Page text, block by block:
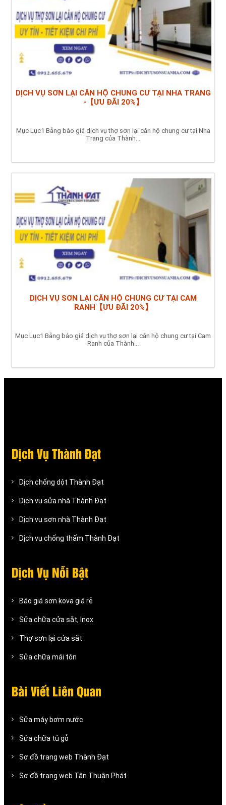
DỊCH VỤ SƠN LẠI CĂN HỘ CHUNG CƯ TẠI NHA TRANG
-【ƯU ĐÃI 20%】
Mục Lục1 Bảng báo giá dịch vụ thợ sơn lại căn hộ chung cư tại Nha
Trang của Thành...
DỊCH VỤ SƠN LẠI CĂN HỘ CHUNG CƯ TẠI CAM
RANH【ƯU ĐÃI 20%】
Mục Lục1 Bảng báo giá dịch vụ thợ sơn lại căn hộ chung cư tại Cam
Ranh của Thành...
Dịch Vụ Thành Đạt
Dịch chống dột Thành Đạt
Dịch vụ sửa nhà Thành Đạt
Dịch vụ sơn nhà Thành Đạt
Dịch vụ chống thấm Thành Đạt
Dịch Vụ Nỗi Bật
Báo giá sơn kova giá rẻ
Sửa chữa cửa sắt, Inox
Thợ sơn lại cửa sắt
Sửa chữa mái tôn
Bài Viết Liên Quan
Sửa máy bơm nước
Sửa chữa tủ gỗ
Sơ đồ trang web Thành Đạt
Sơ đồ trang web Tân Thuận Phát